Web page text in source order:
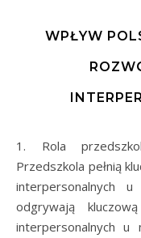
WPŁYW
1. Rola przedszkoli w rozwoju interpersonalnym
Przedszkola pełnią
interpersonalnych
odgrywają
interpersonalnych u